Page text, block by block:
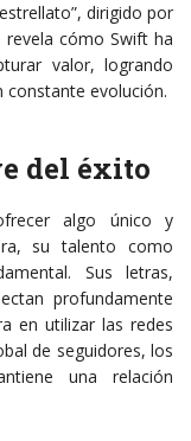
dirigido por
revela cómo Swift ha
valor, logrando
constante evolución.
del éxito
algo único y
su talento como
Sus letras,
profundamente
en utilizar las redes
de seguidores, los
una relación